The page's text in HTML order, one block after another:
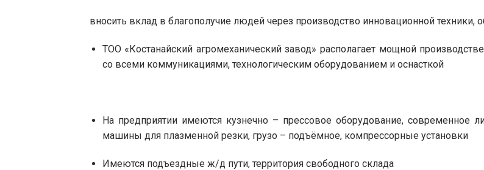
вносить вклад в благополучие людей через производство инновационной
ТОО «Костанайский агромеханический завод» располагает мощной
со всеми коммуникациями, технологическим оборудованием и оснасткой
На предприятии имеются кузнечно – прессовое оборудование, современное
машины для плазменной резки, грузо – подъёмное, компрессорные установки
Имеются подъездные ж/д пути, территория свободного склада